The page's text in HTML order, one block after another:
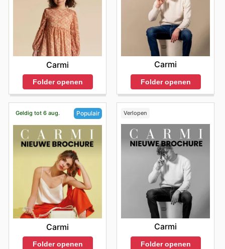
Carmi
Folder openen
Carmi
Folder openen
Geldig tot 6 aug. Populair
Carmi
Folder openen
Verlopen
Carmi
Folder openen